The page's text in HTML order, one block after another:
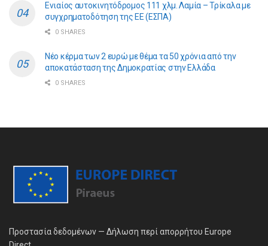
Ενιαίος αυτοκινητόδρομος 111 χλμ. Λαμία – Τρίκαλα με
συγχρηματοδότηση της ΕE (ΕΣΠΑ)
0 SHARES
Νέο κέρμα των 2 ευρώ με θέμα τα 50 χρόνια από την
αποκατάσταση της Δημοκρατίας στην Ελλάδα
0 SHARES
Προστασία δεδομένων — Δήλωση περί απορρήτου Europe